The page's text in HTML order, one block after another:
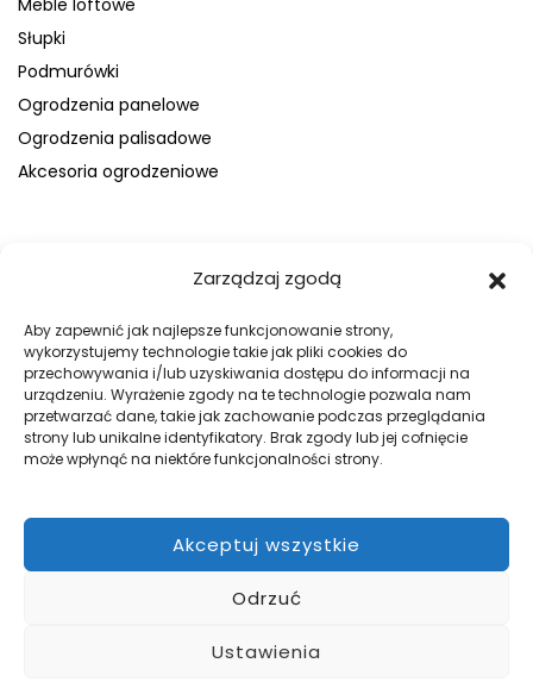
Zarządzaj zgodą
Aby zapewnić jak najlepsze funkcjonowanie strony,
wykorzystujemy technologie takie jak pliki cookies do
przechowywania i/lub uzyskiwania dostępu do informacji na
urządzeniu. Wyrażenie zgody na te technologie pozwala nam
przetwarzać dane, takie jak zachowanie podczas przeglądania
strony lub unikalne identyfikatory. Brak zgody lub jej cofnięcie
może wpłynąć na niektóre funkcjonalności strony.
Akceptuj wszystkie
Odrzuć
Ustawienia
Słupki
Podmurówki
Ogrodzenia panelowe
Ogrodzenia palisadowe
Akcesoria ogrodzeniowe
Blog
Kontakt
Galeria
Regulamin
Polityka prywatności
DOBRE OGRODZENIA
Zabezpiecz swój teren z firmą WILK Ogrodzenia Paulina Wilk.
Pomożemy przy projekcie, a później go zrealizujemy.